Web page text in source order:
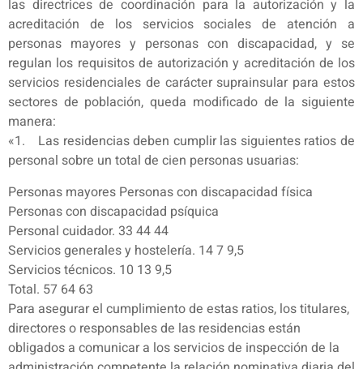
las directrices de coordinación para la autorización y la
acreditación de los servicios sociales de atención a
personas mayores y personas con discapacidad, y se
regulan los requisitos de autorización y acreditación de los
servicios residenciales de carácter suprainsular para estos
sectores de población, queda modificado de la siguiente
manera:
«1. Las residencias deben cumplir las siguientes ratios de
personal sobre un total de cien personas usuarias:
Personas mayores Personas con discapacidad física
Personas con discapacidad psíquica
Personal cuidador. 33 44 44
Servicios generales y hostelería. 14 7 9,5
Servicios técnicos. 10 13 9,5
Total. 57 64 63
Para asegurar el cumplimiento de estas ratios, los titulares,
directores o responsables de las residencias están
obligados a comunicar a los servicios de inspección de la